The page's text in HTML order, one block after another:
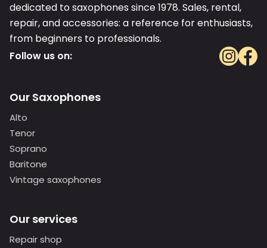
dedicated to saxophones since 1978. Sales, rental,
repair, and accessories: a reference for enthusiasts,
from beginners to professionals.
Follow us on:
Our Saxophones
Alto
Tenor
Soprano
Baritone
Vintage saxophones
Our services
Repair shop